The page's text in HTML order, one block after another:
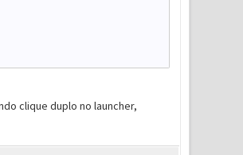
clique duplo no launcher,